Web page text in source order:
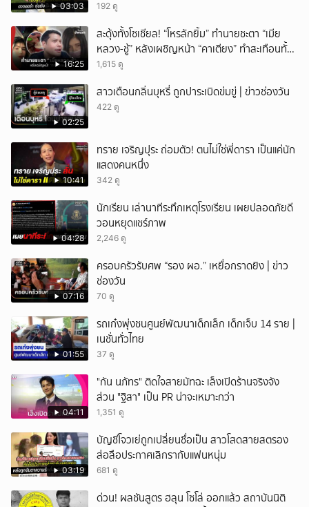
03:03 192 ดู
16:25
สะดุ้งทั้งโซเชียล! “โหรลักยิ้ม” ทำนายชะตา “เมีย
หลวง-ชู้” หลังเผชิญหน้า “คาเตียง” ทำสะเทือนทั้ง
ประเทศ
1,615 ดู
02:25
สาวเตือนกลิ่นบุหรี่ ถูกปาระเบิดข่มขู่ | ข่าวช่องวัน
422 ดู
10:41
ทราย เจริญปุระ ถ่อมตัว! ตนไม่ใช่พี่ดารา เป็นแค่นัก
แสดงคนหนึ่ง
342 ดู
04:28
นักเรียน เล่านาทีระทึกเหตุโรงเรียน เผยปลอดภัยดี
วอนหยุดแชร์ภาพ
2,246 ดู
07:16
ครอบครัวรับศพ “รอง ผอ.” เหยื่อกราดยิง | ข่าว
ช่องวัน
70 ดู
01:55
รถเก๋งพุ่งชนศูนย์พัฒนาเด็กเล็ก เด็กเจ็บ 14 ราย |
เนชั่นทั่วไทย
37 ดู
04:11
"กัน นภัทร" ติดใจสายมัทฉะ เล็งเปิดร้านจริงจัง
ส่วน "ฐิสา" เป็น PR น่าจะเหมาะกว่า
1,351 ดู
03:19
บัญชีโจวเย่ถูกเปลี่ยนชื่อเป็น สาวโสดสายสตรอง
ส่อลือประกาศเลิกรากับแฟนหนุ่ม
681 ดู
ด่วน! ผลชันสูตร ฮลุน โซโล่ ออกแล้ว สถาบันนิติ